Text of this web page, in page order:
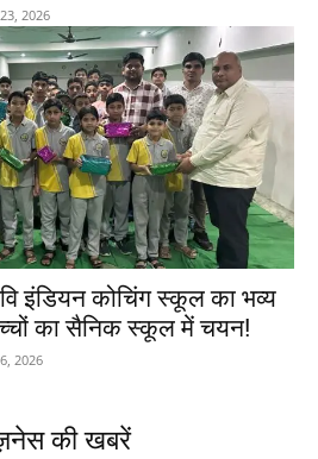
2026
इंडियन कोचिंग स्कूल का भव्य
का सैनिक स्कूल में चयन!
2026
की खबरें